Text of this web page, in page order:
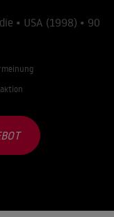
• USA (1998) • 90